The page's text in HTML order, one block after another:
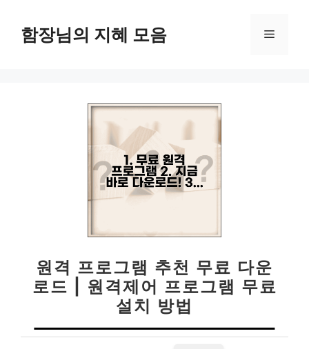
함장님의 지혜 모음 메
원격 프로그램 추천 무료 다운
로드 | 원격제어 프로그램 무료
설치 방법